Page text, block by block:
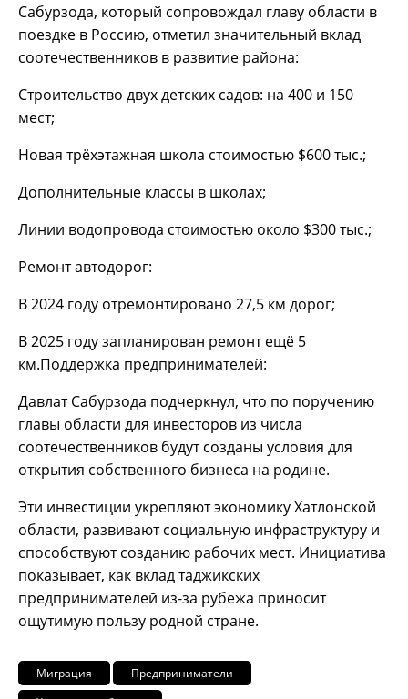
Сабурзода, который сопровождал главу области в
поездке в Россию, отметил значительный вклад
соотечественников в развитие района:
Строительство двух детских садов: на 400 и 150
мест;
Новая трёхэтажная школа стоимостью $600 тыс.;
Дополнительные классы в школах;
Линии водопровода стоимостью около $300 тыс.;
Ремонт автодорог:
В 2024 году отремонтировано 27,5 км дорог;
В 2025 году запланирован ремонт ещё 5
км.Поддержка предпринимателей:
Давлат Сабурзода подчеркнул, что по поручению
главы области для инвесторов из числа
соотечественников будут созданы условия для
открытия собственного бизнеса на родине.
Эти инвестиции укрепляют экономику Хатлонской
области, развивают социальную инфраструктуру и
способствуют созданию рабочих мест. Инициатива
показывает, как вклад таджикских
предпринимателей из-за рубежа приносит
ощутимую пользу родной стране.
Миграция
Предприниматели